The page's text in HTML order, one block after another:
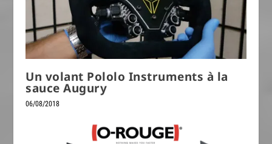
Un volant Pololo Instruments à la
sauce Augury
06/08/2018